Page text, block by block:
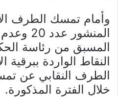
وأمام تمسك الطرف
المنشور
المسبق من رئاسة
النقاط الواردة ببرقية
الطرف النقابي عن
خلال الفترة المذكورة.